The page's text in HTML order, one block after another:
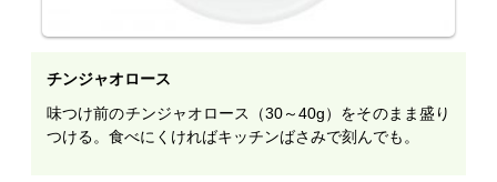
チンジャオロース
味つけ前のチンジャオロース（30～40g）をそのまま盛り
つける。食べにくければキッチンばさみで刻んでも。